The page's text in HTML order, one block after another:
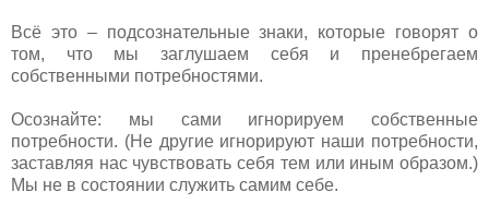
Всё это – подсознательные знаки, которые говорят о
том, что мы заглушаем себя и пренебрегаем
собственными потребностями.
Осознайте: мы сами игнорируем собственные
потребности. (Не другие игнорируют наши потребности,
заставляя нас чувствовать себя тем или иным образом.)
Мы не в состоянии служить самим себе.